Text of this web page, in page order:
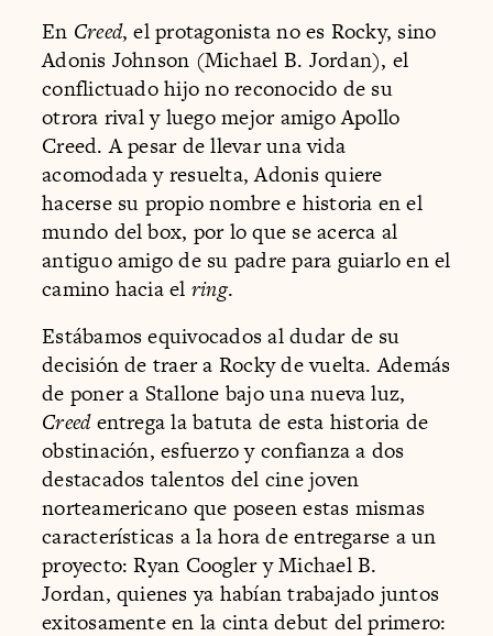
En Creed, el protagonista no es Rocky, sino
Adonis Johnson (Michael B. Jordan), el
conflictuado hijo no reconocido de su
otrora rival y luego mejor amigo Apollo
Creed. A pesar de llevar una vida
acomodada y resuelta, Adonis quiere
hacerse su propio nombre e historia en el
mundo del box, por lo que se acerca al
antiguo amigo de su padre para guiarlo en el
camino hacia el ring.
Estábamos equivocados al dudar de su
decisión de traer a Rocky de vuelta. Además
de poner a Stallone bajo una nueva luz,
Creedentrega la batuta de esta historia de
obstinación, esfuerzo y confianza a dos
destacados talentos del cine joven
norteamericano que poseen estas mismas
características a la hora de entregarse a un
proyecto: Ryan Coogler y Michael B.
Jordan, quienes ya habían trabajado juntos
exitosamente en la cinta debut del primero: